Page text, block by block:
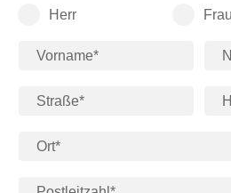
Herr Frau